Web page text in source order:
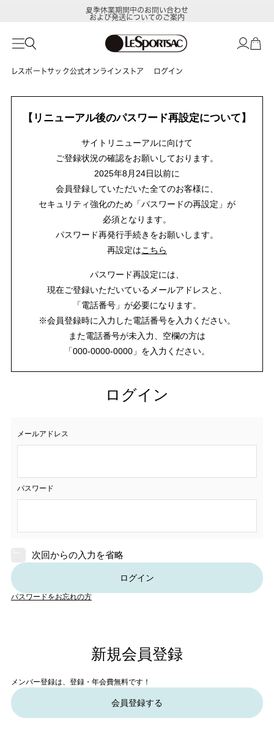
夏季休業期間中のお問い合わせ
および発送についてのご案内
レスポートサック公式オンラインストア ログイン
【リニューアル後のパスワード再設定について】
サイトリニューアルに向けて
ご登録状況の確認をお願いしております。
2025年8月24日以前に
会員登録していただいた全てのお客様に、
セキュリティ強化のため「パスワードの再設定」が
必須となります。
パスワード再発行手続きをお願いします。
再設定はこちら
パスワード再設定には、
現在ご登録いただいているメールアドレスと、
「電話番号」が必要になります。
※会員登録時に入力した電話番号を入力ください。
また電話番号が未入力、空欄の方は
「000-0000-0000」を入力ください。
ログイン
メールアドレス
パスワード
次回からの入力を省略
ログイン
パスワードをお忘れの方
新規会員登録
メンバー登録は、登録・年会費無料です！
会員登録する